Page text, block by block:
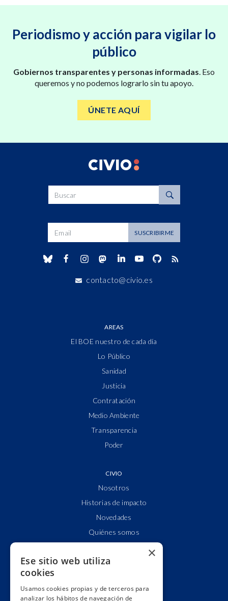
Periodismo y acción para vigilar lo
público
Gobiernos transparentes y personas informadas. Eso
queremos y no podemos lograrlo sin tu apoyo.
ÚNETE AQUÍ
SUSCRIBIRME
contacto@civio.es
AREAS
El BOE nuestro de cada día
Lo Público
Sanidad
Justicia
Contratación
Medio Ambiente
Transparencia
Poder
CIVIO
Nosotros
Historias de impacto
Novedades
Quiénes somos
Alianzas y redes
Impacto
×
Ese sitio web utiliza
cookies
Usamos cookies propias y de terceros para
analizar los hábitos de navegación de